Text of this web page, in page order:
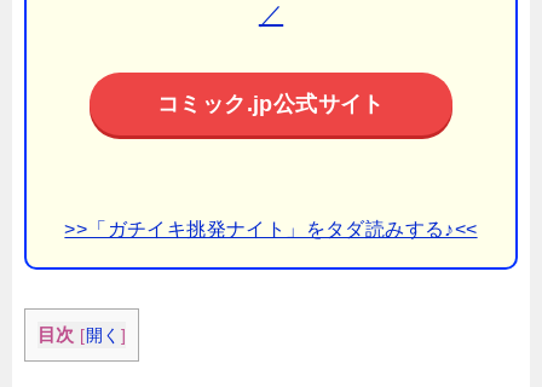
／
コミック.jp公式サイト
>>「ガチイキ挑発ナイト」をタダ読みする♪<<
目次 [開く ]